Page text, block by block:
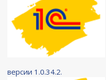
версии 1.0.34.2.